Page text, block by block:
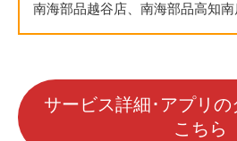
南海部品越谷店、南海部品高知南
サービス詳細･アプリ
こちら